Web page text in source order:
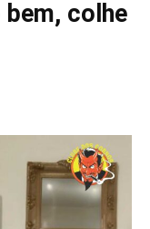
bem, colhe